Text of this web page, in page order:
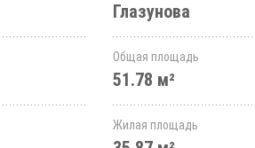
Глазунова
Общая площадь
51.78 м²
Жилая площадь